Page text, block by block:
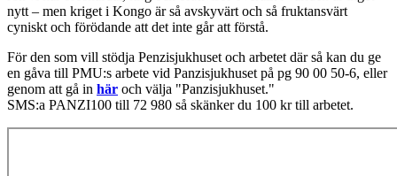
nytt – men kriget i Kongo är så avskyvärt och så fruktansvärt
cyniskt och förödande att det inte går att förstå.
För den som vill stödja Penzisjukhuset och arbetet där så kan du ge
en gåva till PMU:s arbete vid Panzisjukhuset på pg 90 00 50-6, eller
genom att gå in här och välja "Panzisjukhuset."
SMS:a PANZI100 till 72 980 så skänker du 100 kr till arbetet.